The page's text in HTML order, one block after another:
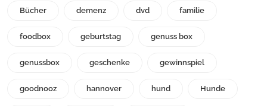
Bücher demenz dvd familie
foodbox geburtstag genuss box
genussbox geschenke gewinnspiel
goodnooz hannover hund Hunde